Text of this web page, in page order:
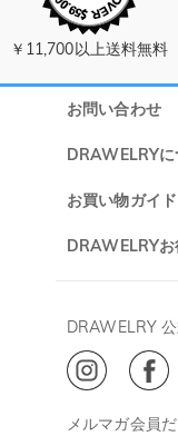
￥11,700以上送料無料
お問い合わせ
DRAWELRYに
DRAWELRY
ご利用規約
ご特定商取引
お買い物ガイド
発送について
ジュエリーお
Drawelry Blog
DRAWELRYお
会員・ポイン
メルマガ会員
DRAWELRY